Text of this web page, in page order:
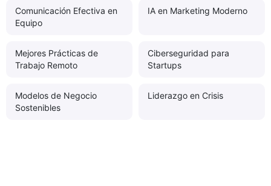
Comunicación Efectiva en
Equipo
IA en Marketing Moderno
Mejores Prácticas de
Trabajo Remoto
Ciberseguridad para
Startups
Modelos de Negocio
Sostenibles
Liderazgo en Crisis